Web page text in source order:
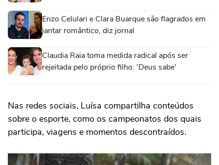
Enzo Celulari e Clara Buarque são flagrados em
jantar romântico, diz jornal
Claudia Raia toma medida radical após ser
rejeitada pelo próprio filho: 'Deus sabe'
Nas redes sociais, Luísa compartilha conteúdos
sobre o esporte, como os campeonatos dos quais
participa, viagens e momentos descontraídos.